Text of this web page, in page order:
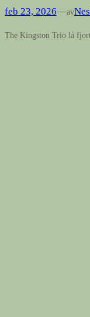
feb 23, 2026—av
The Kingston Trio lå